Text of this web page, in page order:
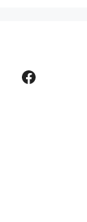
Facebook